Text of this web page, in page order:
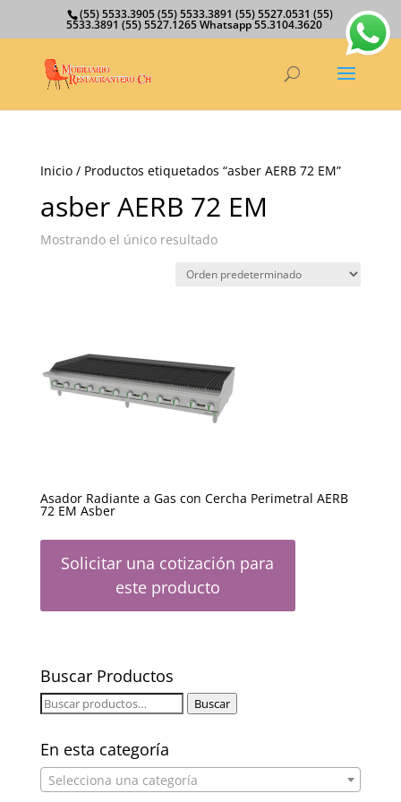
(55) 5533.3905 (55) 5533.3891 (55) 5527.0531 (55)
5533.3891 (55) 5527.1265 Whatsapp 55.3104.3620
Inicio/ Productos etiquetados “asber AERB 72 EM”
asber AERB 72 EM
Mostrando el único resultado
Asador Radiante a Gas con Cercha Perimetral AERB
72 EM Asber
Solicitar una cotización para
este producto
Buscar Productos
Buscar
Buscar
En esta categoría
Selecciona una categoría